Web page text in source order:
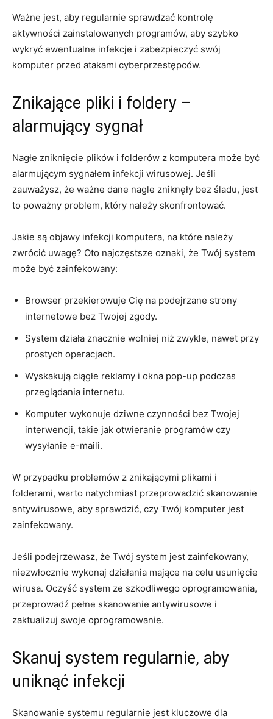
Ważne‍ jest, aby regularnie sprawdzać kontrolę⁣
aktywności zainstalowanych programów, aby szybko
wykryć ewentualne infekcje i zabezpieczyć swój
komputer przed atakami​ cyberprzestępców.
Znikające pliki i⁣ foldery –
alarmujący sygnał
Nagłe zniknięcie plików i folderów z komputera może być
alarmującym sygnałem infekcji‌ wirusowej. Jeśli
⁢zauważysz, że ważne dane nagle zniknęły bez śladu, jest
to poważny problem, który należy⁤ skonfrontować.
Jakie są objawy infekcji‌ komputera, na które należy
zwrócić uwagę? Oto najczęstsze oznaki, że Twój system
może być zainfekowany:
Browser przekierowuje Cię na podejrzane​ strony
internetowe bez Twojej ‍zgody.
System działa znacznie wolniej niż zwykle, nawet przy
prostych operacjach.
Wyskakują ciągłe reklamy i okna pop-up podczas
przeglądania⁤ internetu.
Komputer wykonuje dziwne czynności bez Twojej‍
interwencji, takie jak otwieranie programów czy
wysyłanie e-maili.
W przypadku problemów‌ z znikającymi plikami i
folderami, warto⁢ natychmiast przeprowadzić ⁤skanowanie​
antywirusowe, aby sprawdzić,⁤ czy Twój komputer jest
zainfekowany.
Jeśli ​podejrzewasz,⁤ że Twój⁤ system jest zainfekowany,
niezwłocznie wykonaj działania mające na celu usunięcie‌
wirusa. Oczyść system ze szkodliwego oprogramowania,
przeprowadź pełne skanowanie antywirusowe i‍
zaktualizuj swoje oprogramowanie.
Skanuj system regularnie, aby
uniknąć infekcji
Skanowanie systemu regularnie ⁤jest kluczowe dla